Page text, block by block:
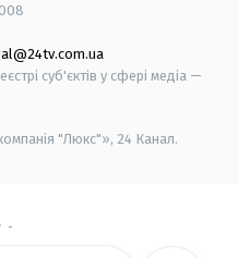
суб'єктів у сфері медіа —
"Люкс"», 24 Канал.
-